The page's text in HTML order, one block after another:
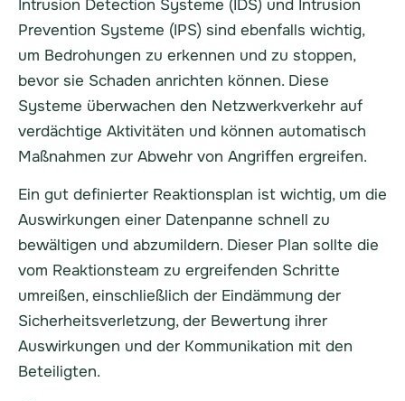
Intrusion Detection Systeme (IDS) und Intrusion
Prevention Systeme (IPS) sind ebenfalls wichtig,
um Bedrohungen zu erkennen und zu stoppen,
bevor sie Schaden anrichten können. Diese
Systeme überwachen den Netzwerkverkehr auf
verdächtige Aktivitäten und können automatisch
Maßnahmen zur Abwehr von Angriffen ergreifen.
Ein gut definierter Reaktionsplan ist wichtig, um die
Auswirkungen einer Datenpanne schnell zu
bewältigen und abzumildern. Dieser Plan sollte die
vom Reaktionsteam zu ergreifenden Schritte
umreißen, einschließlich der Eindämmung der
Sicherheitsverletzung, der Bewertung ihrer
Auswirkungen und der Kommunikation mit den
Beteiligten.